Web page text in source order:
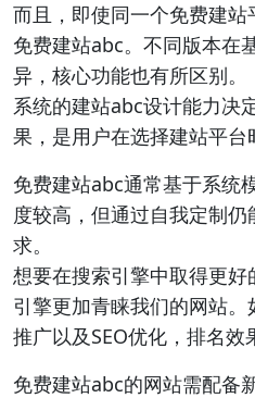
而且，即使同一个免费建
免费建站abc。不同版本在
异，核心功能也有所区别。
系统的建站abc设计能力决
果，是用户在选择建站平台
免费建站abc通常基于系统
度较高，但通过自我定制
求。
想要在搜索引擎中取得更
引擎更加青睐我们的网站
推广以及SEO优化，排名效
免费建站abc的网站需配备